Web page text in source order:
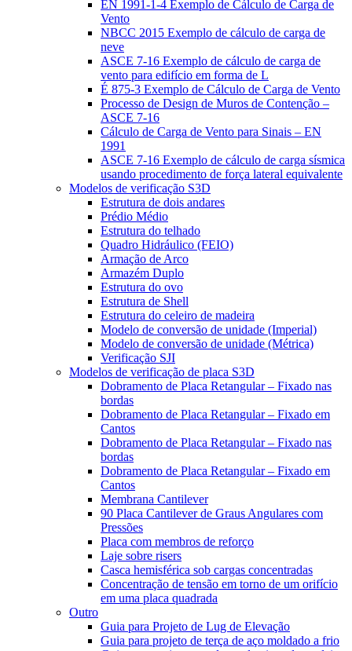
EN 1991-1-4 Exemplo de Cálculo de Carga de
Vento
NBCC 2015 Exemplo de cálculo de carga de
neve
ASCE 7-16 Exemplo de cálculo de carga de
vento para edifício em forma de L
É 875-3 Exemplo de Cálculo de Carga de Vento
Processo de Design de Muros de Contenção –
ASCE 7-16
Cálculo de Carga de Vento para Sinais – EN
1991
ASCE 7-16 Exemplo de cálculo de carga sísmica
usando procedimento de força lateral equivalente
Modelos de verificação S3D
Estrutura de dois andares
Prédio Médio
Estrutura do telhado
Quadro Hidráulico (FEIO)
Armação de Arco
Armazém Duplo
Estrutura do ovo
Estrutura de Shell
Estrutura do celeiro de madeira
Modelo de conversão de unidade (Imperial)
Modelo de conversão de unidade (Métrica)
Verificação SJI
Modelos de verificação de placa S3D
Dobramento de Placa Retangular – Fixado nas
bordas
Dobramento de Placa Retangular – Fixado em
Cantos
Dobramento de Placa Retangular – Fixado nas
bordas
Dobramento de Placa Retangular – Fixado em
Cantos
Membrana Cantilever
90 Placa Cantilever de Graus Angulares com
Pressões
Placa com membros de reforço
Laje sobre risers
Casca hemisférica sob cargas concentradas
Concentração de tensão em torno de um orifício
em uma placa quadrada
Outro
Guia para Projeto de Lug de Elevação
Guia para projeto de terça de aço moldado a frio